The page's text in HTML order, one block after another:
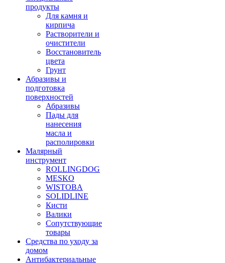
продукты
Для камня и
кирпича
Растворители и
очистители
Восстановитель
цвета
Грунт
Абразивы и
подготовка
поверхностей
Абразивы
Пады для
нанесения
масла и
располировки
Малярный
инструмент
ROLLINGDOG
MESKO
WISTOBA
SOLIDLINE
Кисти
Валики
Сопутствующие
товары
Средства по уходу за
домом
Антибактериальные